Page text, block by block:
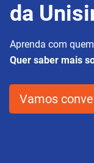
da
Aprenda com
Quer saber mais
Vamos